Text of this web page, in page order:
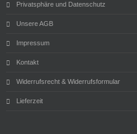
Privatsphäre und Datenschutz
Unsere AGB
Impressum
Kontakt
Widerrufsrecht & Widerrufsformular
Lieferzeit